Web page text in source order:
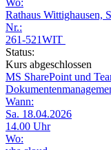
Rathaus Wittighausen,
Nr.:
261-521WIT
Status:
Kurs abgeschlossen
MS SharePoint und
Wann:
Sa. 18.04.2026
14.00 Uhr
Wo: